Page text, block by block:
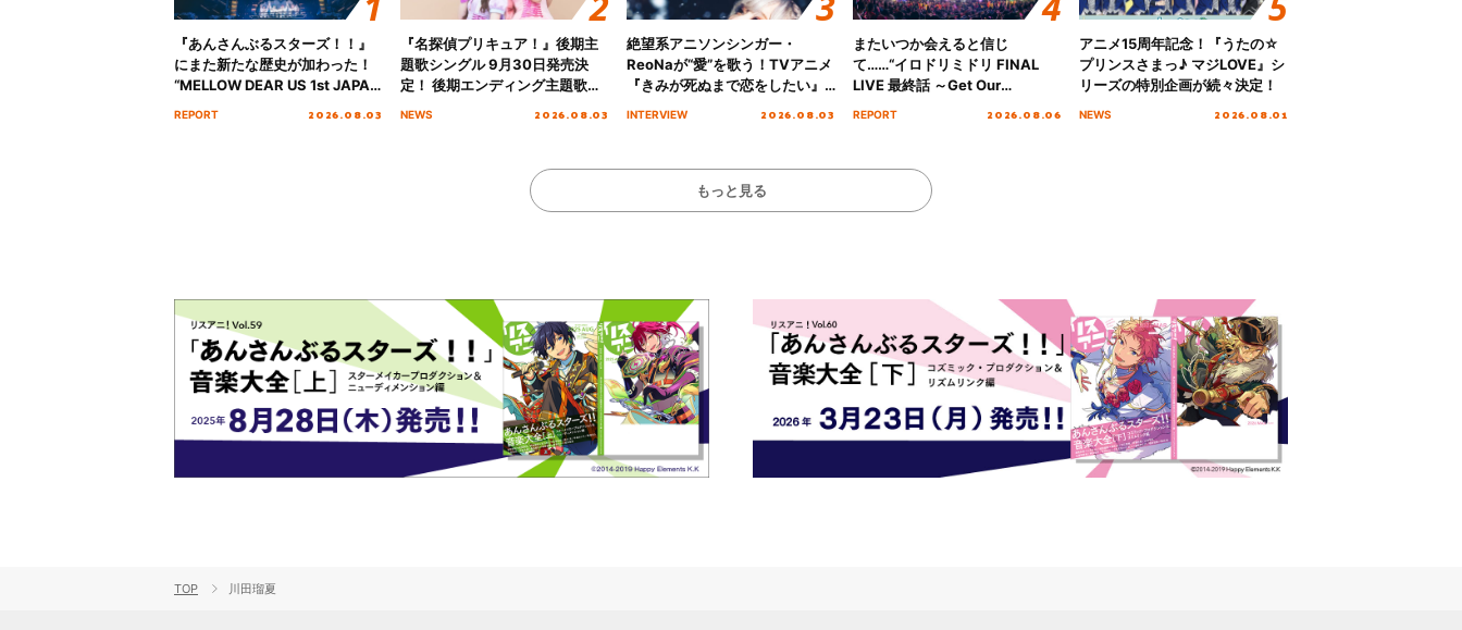
『あんさんぶるスターズ！！』
にまた新たな歴史が加わった！
“MELLOW DEAR US 1st JAPAN
Tour Final「NICE to meet YOU
REPORT 2026.08.03
『名探偵プリキュア！』後期主
題歌シングル 9月30日発売決
定！ 後期エンディング主題歌
「いつかわかる☆きっとあえ
NEWS 2026.08.03
絶望系アニソンシンガー・
ReoNaが“愛”を歌う！TVアニメ
『きみが死ぬまで恋をしたい』
オープニング主題歌「Amore」
INTERVIEW 2026.08.03
またいつか会えると信じ
て……“イロドリミドリ FINAL
LIVE 最終話 ～Get Our
MIRAI!!!!!!!!!!!!!!～”10年の活動
REPORT 2026.08.06
アニメ15周年記念！『うたの☆
プリンスさまっ♪ マジLOVE』シ
リーズの特別企画が続々決定！
NEWS 2026.08.01
もっと見る
TOP 川田瑠夏